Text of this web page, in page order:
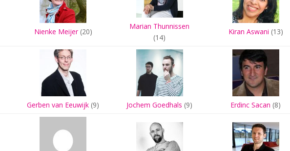
Nienke Meijer(20)
Marian Thunnissen
(14)
Kiran Aswani (13)
Gerben van Eeuwijk (9) Jochem Goedhals (9) Erdinc Sacan (8)